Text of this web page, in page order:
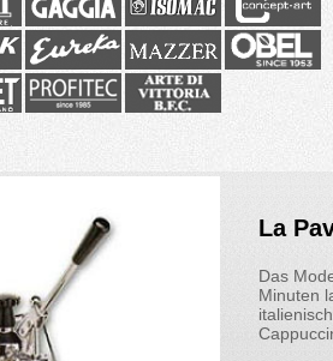
La
Das
Minuten